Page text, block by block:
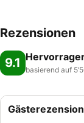
Rezensionen
9.1 basierend auf